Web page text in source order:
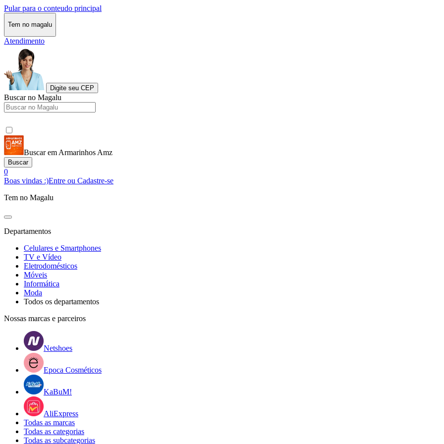
Pular para o conteudo principal
Tem no magalu
Atendimento
Digite seu CEP
Buscar no Magalu
Buscar em Armarinhos Amz
Buscar
0
Boas vindas :)Entre ou Cadastre-se
Tem no Magalu
Departamentos
Celulares e Smartphones
TV e Vídeo
Eletrodomésticos
Móveis
Informática
Moda
Todos os departamentos
Nossas marcas e parceiros
Netshoes
Epoca Cosméticos
KaBuM!
AliExpress
Todas as marcas
Todas as categorias
Todas as subcategorias